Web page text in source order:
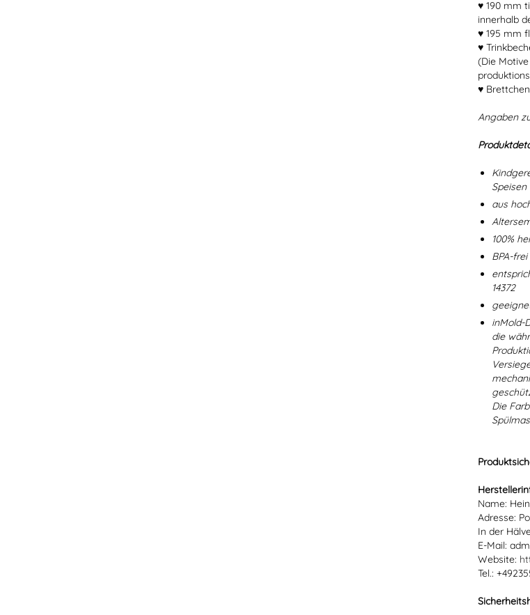
♥ 190 mm
innerhalb
♥ 195 mm
♥
(Die
♥
Angaben
Speisen
aus
100%
BPA-frei
14372
inMold-
die
Die
Name:
Adresse:
In der
E-Mail:
Website:
Tel.: